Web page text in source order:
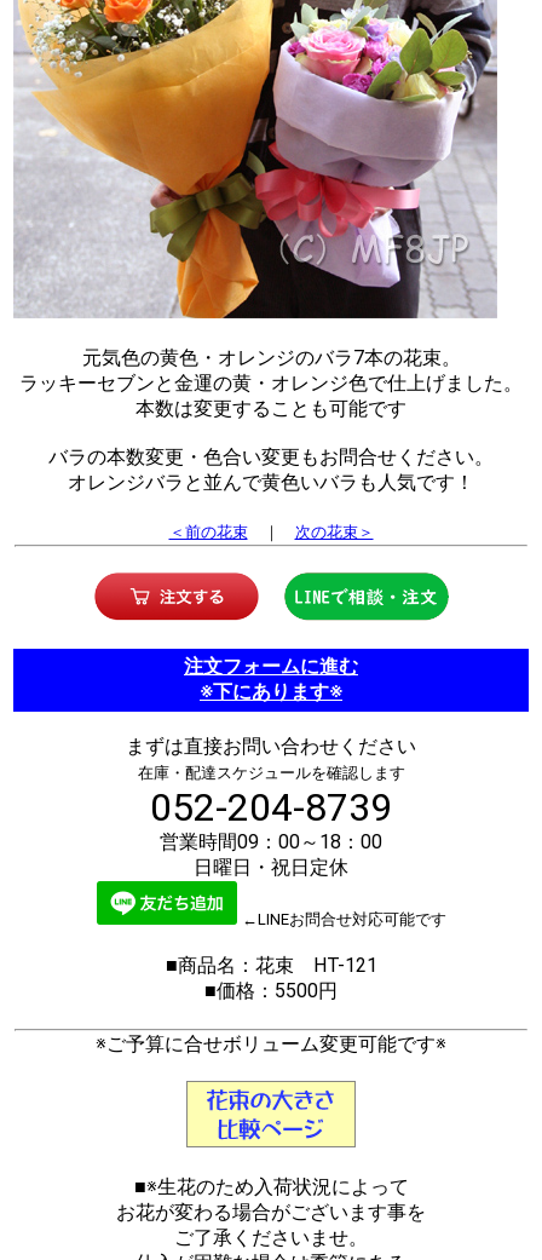
元気色の黄色・オレンジのバラ7本の花束。
ラッキーセブンと金運の黄・オレンジ色で仕上げました。
本数は変更することも可能です
バラの本数変更・色合い変更もお問合せください。
オレンジバラと並んで黄色いバラも人気です！
＜前の花束｜ 次の花束＞
注文フォームに進む
※下にあります※
まずは直接お問い合わせください
在庫・配達スケジュールを確認します
052-204-8739
営業時間09：00～18：00
日曜日・祝日定休
←LINEお問合せ対応可能です
■商品名：花束 HT-121
■価格：5500円
※ご予算に合せボリューム変更可能です※
■※生花のため入荷状況によって
お花が変わる場合がございます事を
ご了承くださいませ。